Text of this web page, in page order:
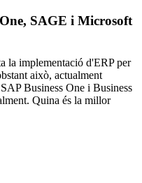
SAGE i Microsoft
la implementació d'ERP per
això, actualment
Business One i Business
Quina és la millor